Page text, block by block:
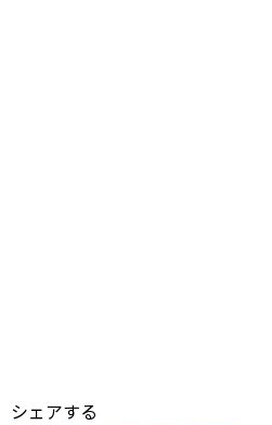
シェアする